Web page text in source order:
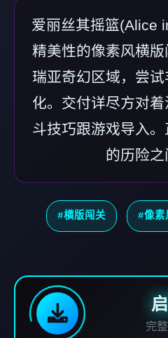
爱丽丝其摇篮(Alice
精美性的像素风横
瑞亚奇幻区域，尝
化。交付详尽方对
斗技巧跟游戏导入
的历险之
#横版闯关 #像素
完